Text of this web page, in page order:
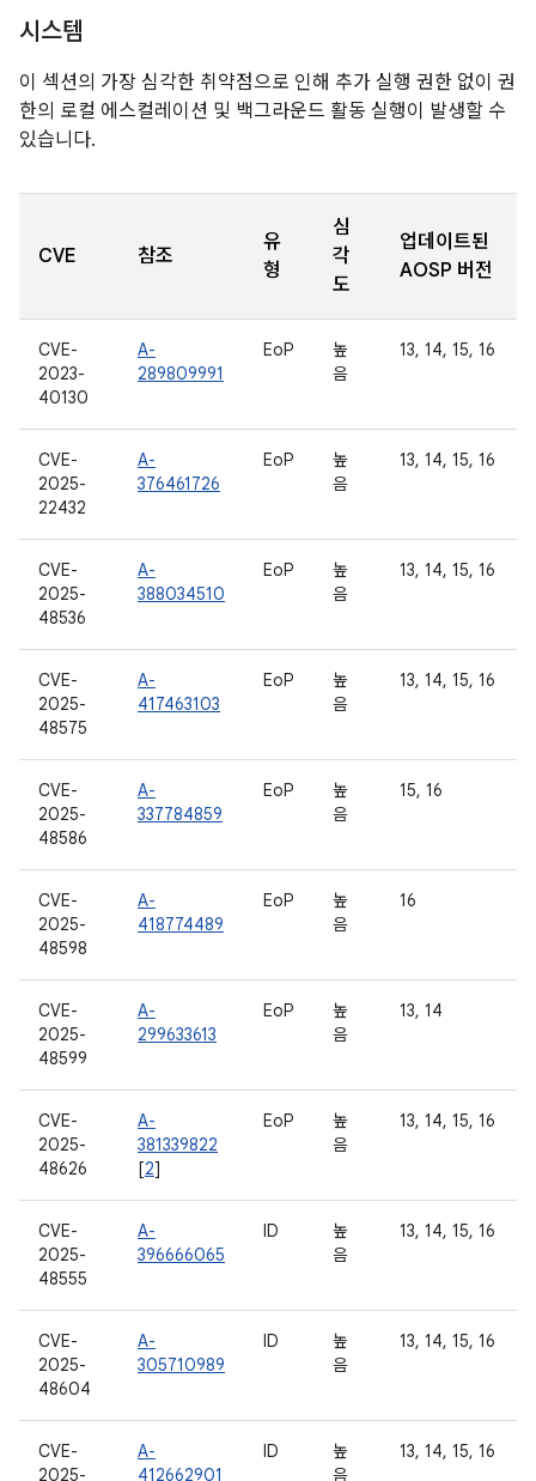
시스템
이 섹션의 가장 심각한 취약점으로 인해 추가 실행 권한 없이 권
한의 로컬 에스컬레이션 및 백그라운드 활동 실행이 발생할 수
있습니다.
CVE 참조
유
형
심
각
도
업데이트된
AOSP 버전
CVE-
2023-
40130
A-
289809991
EoP
높
음
13, 14, 15, 16
CVE-
2025-
22432
A-
376461726
EoP
높
음
13, 14, 15, 16
CVE-
2025-
48536
A-
388034510
EoP
높
음
13, 14, 15, 16
CVE-
2025-
48575
A-
417463103
EoP
높
음
13, 14, 15, 16
CVE-
2025-
48586
A-
337784859
EoP
높
음
15, 16
CVE-
2025-
48598
A-
418774489
EoP
높
음
16
CVE-
2025-
48599
A-
299633613
EoP
높
음
13, 14
CVE-
2025-
48626
A-
381339822
[2]
EoP
높
음
13, 14, 15, 16
CVE-
2025-
48555
A-
396666065
ID
높
음
13, 14, 15, 16
CVE-
2025-
48604
A-
305710989
ID
높
음
13, 14, 15, 16
CVE-
2025-
A-
412662901
ID
높
음
13, 14, 15, 16